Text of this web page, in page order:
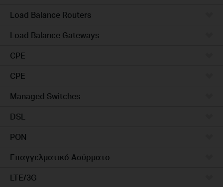
Load Balance Routers
Load Balance Gateways
CPE
CPE
Managed Switches
DSL
PON
Επαγγελματικό Ασύρματο
LTE/3G